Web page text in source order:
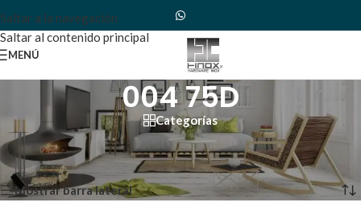
Saltar a la navegación
Saltar al contenido principal
MENÚ
004 75D
Categorías
Inicio/Productos etiquetados “004 75D”
Mostrando el único resultado
Mostrar barra lateral